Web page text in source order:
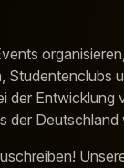
Studentenclubs
der
der